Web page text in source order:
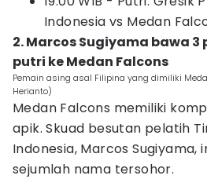
Indonesia vs Medan
2. Marcos Sugiyama bawa
putri ke Medan Falcons
Pemain asing asal Filipina yang dimiliki
Herianto)
Medan Falcons memiliki
apik. Skuad besutan pelatih
Indonesia, Marcos
sejumlah nama tersohor.